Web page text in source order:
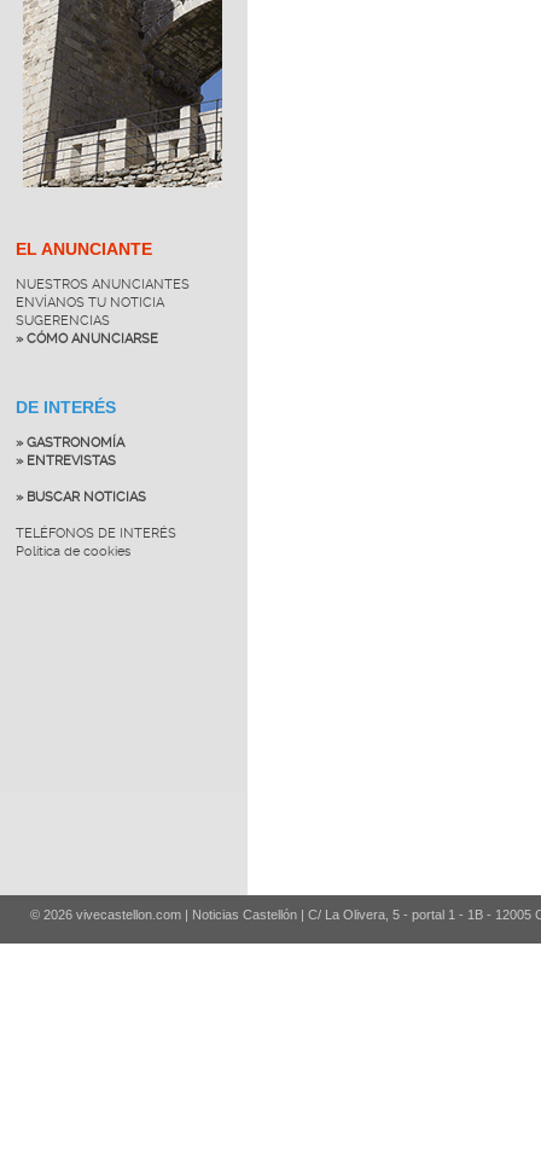
EL ANUNCIANTE
NUESTROS ANUNCIANTES
ENVÍANOS TU NOTICIA
SUGERENCIAS
» CÓMO ANUNCIARSE
DE INTERÉS
» GASTRONOMÍA
» ENTREVISTAS
» BUSCAR NOTICIAS
TELÉFONOS DE INTERÉS
Política de cookies
© 2026 vivecastellon.com | Noticias Castellón | C/ La Olivera, 5 - portal 1 - 1B - 12005